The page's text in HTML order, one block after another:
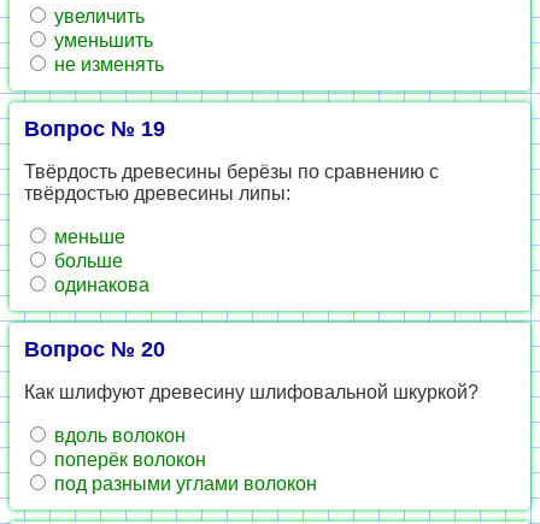
увеличить
уменьшить
не изменять
Вопрос № 19
Твёрдость древесины берёзы по сравнению с
твёрдостью древесины липы:
меньше
больше
одинакова
Вопрос № 20
Как шлифуют древесину шлифовальной шкуркой?
вдоль волокон
поперёк волокон
под разными углами волокон